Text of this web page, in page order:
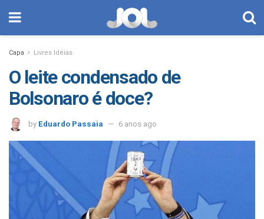
Capa Livres Idéias
O leite condensado de
Bolsonaro é doce?
by Eduardo Passaia 6 anos ago